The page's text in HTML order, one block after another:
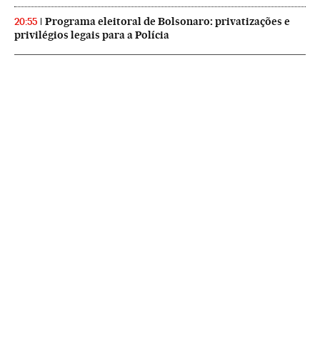
20:55
Programa eleitoral de Bolsonaro: privatizações e
privilégios legais para a Polícia